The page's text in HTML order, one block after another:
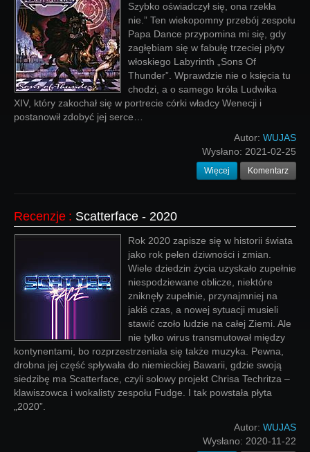
Szybko oświadczył się, ona rzekła
nie.” Ten wiekopomny przebój zespołu
Papa Dance przypomina mi się, gdy
zagłębiam się w fabułę trzeciej płyty
włoskiego Labyrinth „Sons Of
Thunder”. Wprawdzie nie o księcia tu
chodzi, a o samego króla Ludwika
XIV, który zakochał się w portrecie córki władcy Wenecji i
postanowił zdobyć jej serce…
Autor: WUJAS
Wysłano: 2021-02-25
Więcej Komentarz
Recenzje : Scatterface - 2020
Rok 2020 zapisze się w historii świata
jako rok pełen dziwności i zmian.
Wiele dziedzin życia uzyskało zupełnie
niespodziewane oblicze, niektóre
zniknęły zupełnie, przynajmniej na
jakiś czas, a nowej sytuacji musieli
stawić czoło ludzie na całej Ziemi. Ale
nie tylko wirus transmutował między
kontynentami, bo rozprzestrzeniała się także muzyka. Pewna,
drobna jej część spływała do niemieckiej Bawarii, gdzie swoją
siedzibę ma Scatterface, czyli solowy projekt Chrisa Techritza –
klawiszowca i wokalisty zespołu Fudge. I tak powstała płyta
„2020”.
Autor: WUJAS
Wysłano: 2020-11-22